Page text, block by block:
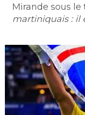
Mirande sous le
martiniquais : il